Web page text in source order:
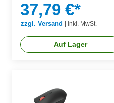
37,79 €*
zzgl. Versand inkl. MwSt.
Auf Lager